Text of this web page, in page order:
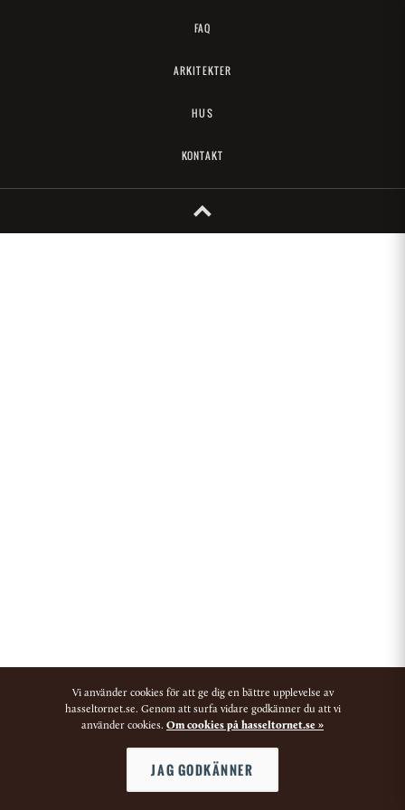
FAQ
ARKITEKTER
HUS
KONTAKT
Vi använder cookies för att ge dig en bättre upplevelse av
hasseltornet.se. Genom att surfa vidare godkänner du att vi
använder cookies. Om cookies på hasseltornet.se »
JAG GODKÄNNER